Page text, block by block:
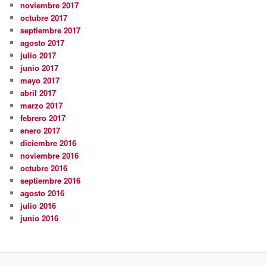
noviembre 2017
octubre 2017
septiembre 2017
agosto 2017
julio 2017
junio 2017
mayo 2017
abril 2017
marzo 2017
febrero 2017
enero 2017
diciembre 2016
noviembre 2016
octubre 2016
septiembre 2016
agosto 2016
julio 2016
junio 2016